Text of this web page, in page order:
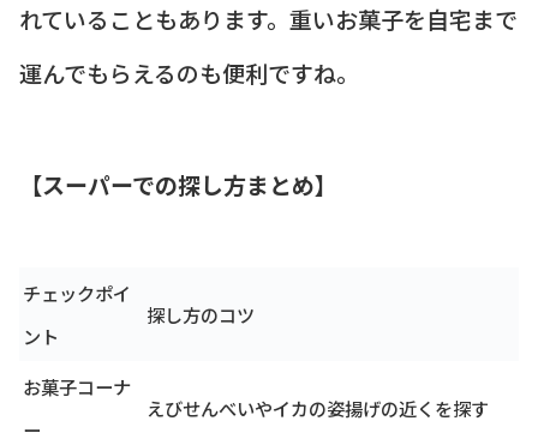
れていることもあります。重いお菓子を自宅まで
運んでもらえるのも便利ですね。
【スーパーでの探し方まとめ】
チェックポイ
ント
探し方のコツ
お菓子コーナ
ー
えびせんべいやイカの姿揚げの近くを探す